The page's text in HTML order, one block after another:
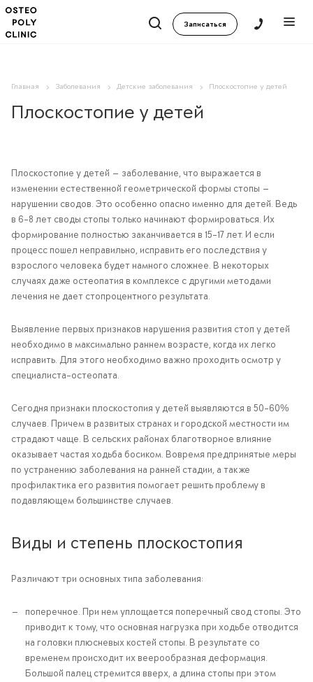
Записаться
Главная Заболевания Детские заболевания Плоскостопие у детей
Плоскостопие у детей
Плоскостопие у детей — заболевание, что выражается в
изменении естественной геометрической формы стопы —
нарушении сводов. Это особенно опасно именно для детей. Ведь
в 6–8 лет своды стопы только начинают формироваться. Их
формирование полностью заканчивается в 15–17 лет. И если
процесс пошел неправильно, исправить его последствия у
взрослого человека будет намного сложнее. В некоторых
случаях даже остеопатия в комплексе с другими методами
лечения не дает стопроцентного результата.
Выявление первых признаков нарушения развития стоп у детей
необходимо в максимально раннем возрасте, когда их легко
исправить. Для этого необходимо важно проходить осмотр у
специалиста-остеопата.
Сегодня признаки плоскостопия у детей выявляются в 50–60%
случаев. Причем в развитых странах и городской местности им
страдают чаще. В сельских районах благотворное влияние
оказывает частая ходьба босиком. Вовремя предпринятые меры
по устранению заболевания на ранней стадии, а также
профилактика его развития помогает решить проблему в
подавляющем большинстве случаев.
Виды и степень плоскостопия
Различают три основных типа заболевания:
поперечное. При нем уплощается поперечный свод стопы. Это
приводит к тому, что основная нагрузка при ходьбе отводится
на головки плюсневых костей стопы. В результате со
временем происходит их веерообразная деформация.
Большой палец стремится вверх, а длина стопы при этом